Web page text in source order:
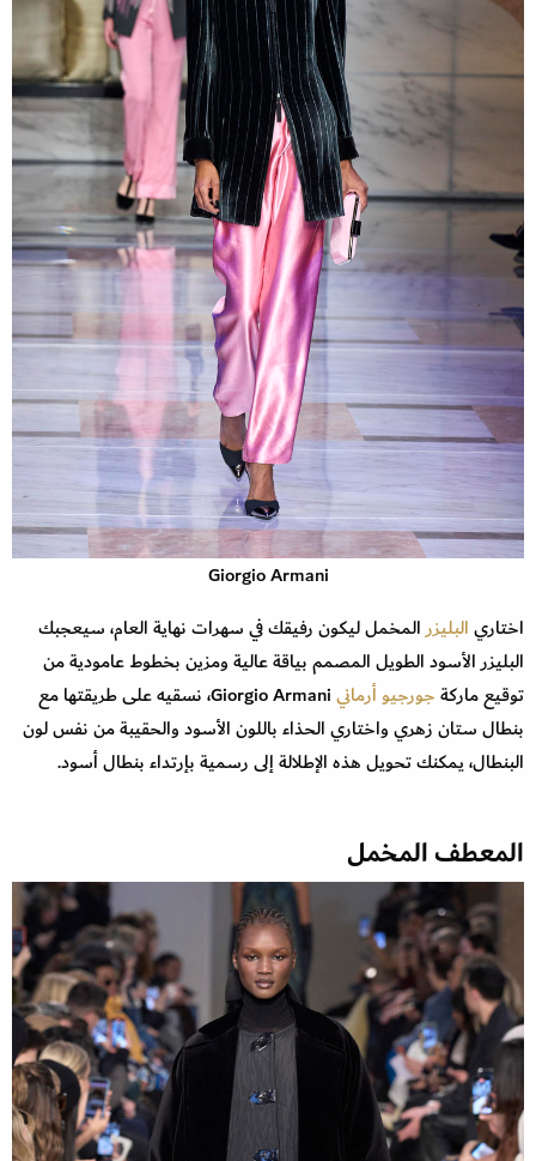
Giorgio Armani
اختاريالبليزرالمخمل ليكون رفيقك في سهرات نهاية العام، سيعجبك
البليزر الأسود الطويل المصمم بياقة عالية ومزين بخطوط عامودية من
توقيع ماركةجورجيو أرماني
Giorgio Armani، نسقيه على طريقتها مع
بنطال ستان زهري واختاري الحذاء باللون الأسود والحقيبة من نفس لون
البنطال، يمكنك تحويل هذه الإطلالة إلى رسمية بإرتداء بنطال أسود.
المعطف المخمل